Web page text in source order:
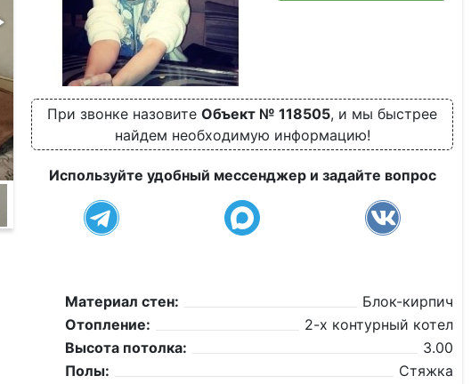
При звонке назовите Объект № 118505, и мы быстрее
найдем необходимую информацию!
Используйте удобный мессенджер и задайте вопрос
Материал стен:
Блок-кирпич
Отопление:
2-х контурный котел
Высота потолка:
3.00
Полы:
Стяжка